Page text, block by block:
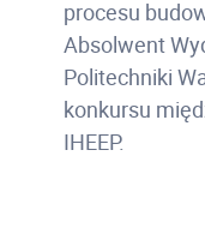
procesu
Absolwent
Politechniki
konkursu
IHEEP.